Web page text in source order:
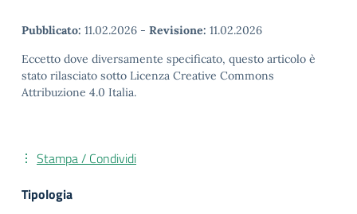
Pubblicato: 11.02.2026 - Revisione: 11.02.2026
Eccetto dove diversamente specificato, questo articolo è
stato rilasciato sotto Licenza Creative Commons
Attribuzione 4.0 Italia.
Stampa / Condividi
Tipologia